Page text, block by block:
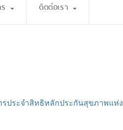
ติดต่อเรา
รประจำสิทธิหลักประกันสุขภาพแห่ง